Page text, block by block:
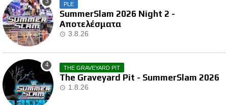
PLE
SummerSlam 2026 Night 2 -
Αποτελέσματα
3.8.26
THE GRAVEYARD PIT
The Graveyard Pit - SummerSlam 2026
1.8.26